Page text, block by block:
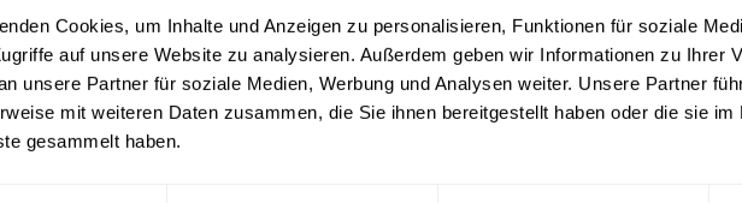
Cookies, um Inhalte und Anzeigen zu personalisieren, Funktionen für soziale
auf unsere Website zu analysieren. Außerdem geben wir Informationen zu Ihrer
unsere Partner für soziale Medien, Werbung und Analysen weiter. Unsere Partner
mit weiteren Daten zusammen, die Sie ihnen bereitgestellt haben oder die sie
gesammelt haben.